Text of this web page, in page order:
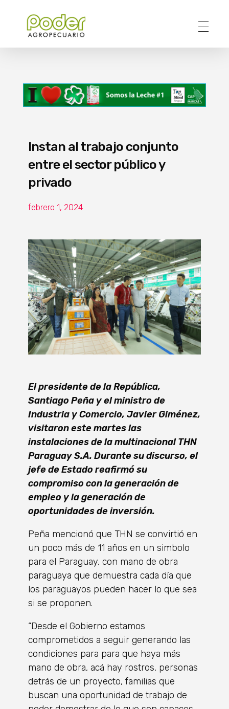
Instan al trabajo conjunto
entre el sector público y
privado
febrero 1, 2024
El presidente de la República,
Santiago Peña y el ministro de
Industria y Comercio, Javier Giménez,
visitaron este martes las
instalaciones de la multinacional THN
Paraguay S.A. Durante su discurso, el
jefe de Estado reafirmó su
compromiso con la generación de
empleo y la generación de
oportunidades de inversión.
Peña mencionó que THN se convirtió en
un poco más de 11 años en un simbolo
para el Paraguay, con mano de obra
paraguaya que demuestra cada día que
los paraguayos pueden hacer lo que sea
si se proponen.
“Desde el Gobierno estamos
comprometidos a seguir generando las
condiciones para para que haya más
mano de obra, acá hay rostros, personas
detrás de un proyecto, familias que
buscan una oportunidad de trabajo de